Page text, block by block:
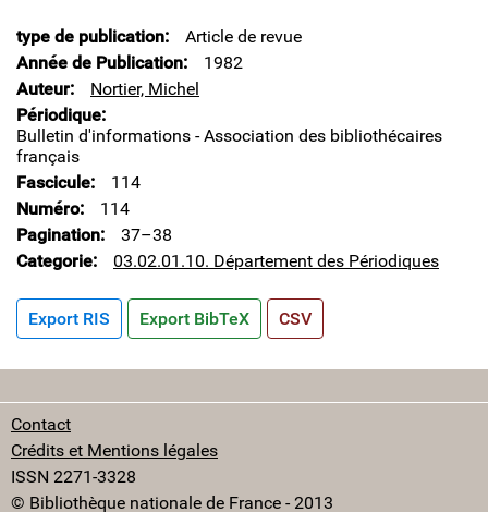
type de publication
Article de revue
Année de Publication
1982
Auteur
Nortier, Michel
Périodique
Bulletin d'informations - Association des bibliothécaires
français
Fascicule
114
Numéro
114
Pagination
37–38
Categorie
03.02.01.10. Département des Périodiques
Export RIS Export BibTeX CSV
Contact
Crédits et Mentions légales
ISSN 2271-3328
© Bibliothèque nationale de France - 2013